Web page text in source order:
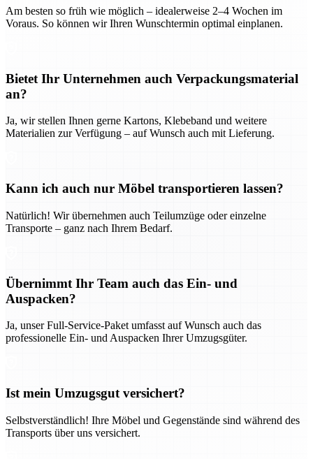
Am besten so früh wie möglich – idealerweise 2–4 Wochen im
Voraus. So können wir Ihren Wunschtermin optimal einplanen.
Bietet Ihr Unternehmen auch Verpackungsmaterial
an?
Ja, wir stellen Ihnen gerne Kartons, Klebeband und weitere
Materialien zur Verfügung – auf Wunsch auch mit Lieferung.
Kann ich auch nur Möbel transportieren lassen?
Natürlich! Wir übernehmen auch Teilumzüge oder einzelne
Transporte – ganz nach Ihrem Bedarf.
Übernimmt Ihr Team auch das Ein- und
Auspacken?
Ja, unser Full-Service-Paket umfasst auf Wunsch auch das
professionelle Ein- und Auspacken Ihrer Umzugsgüter.
Ist mein Umzugsgut versichert?
Selbstverständlich! Ihre Möbel und Gegenstände sind während des
Transports über uns versichert.